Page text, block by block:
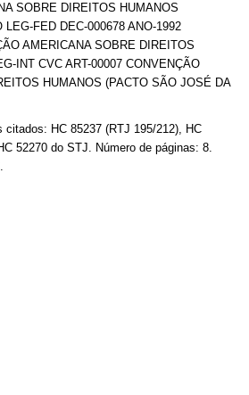
SOBRE DIREITOS HUMANOS
LEG-FED DEC-000678 ANO-1992
AMERICANA SOBRE DIREITOS
INT CVC ART-00007 CONVENÇÃO
HUMANOS (PACTO SÃO JOSÉ DA
citados: HC 85237 (RTJ 195/212), HC
52270 do STJ. Número de páginas: 8.